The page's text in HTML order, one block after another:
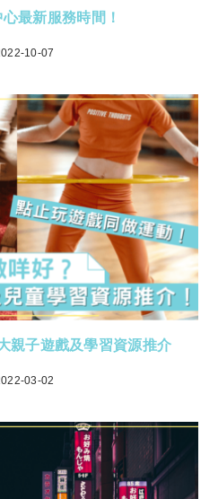
最新服務時間！
10-07
親子遊戲及學習資源推介
03-02